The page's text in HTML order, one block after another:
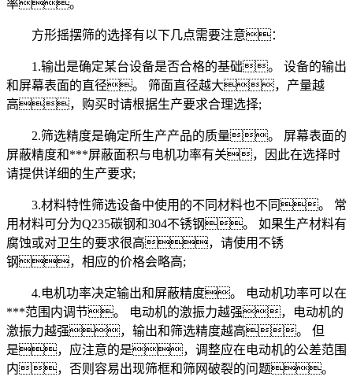
率。
方形摇摆筛的选择有以下几点需要注意：
1.输出是确定某台设备是否合格的基础。 设备的输出
和屏幕表面的直径。 筛面直径越大，产量越
高，购买时请根据生产要求合理选择;
2.筛选精度是确定所生产产品的质量。 屏幕表面的
屏蔽精度和***屏蔽面积与电机功率有关，因此在选择时
请提供详细的生产要求;
3.材料特性筛选设备中使用的不同材料也不同。 常
用材料可分为Q235碳钢和304不锈钢。 如果生产材料有
腐蚀或对卫生的要求很高，请使用不锈
钢，相应的价格会略高;
4.电机功率决定输出和屏蔽精度。 电动机功率可以在
***范围内调节。 电动机的激振力越强，电动机的
激振力越强，输出和筛选精度越高。 但
是，应注意的是，调整应在电动机的公差范围
内，否则容易出现筛框和筛网破裂的问题。